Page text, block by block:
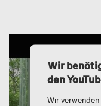
Wir
den
Wir